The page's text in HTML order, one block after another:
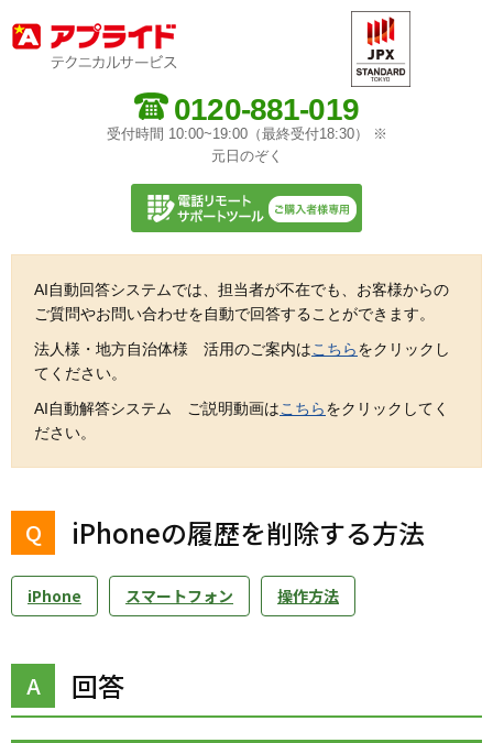
0120-881-019
受付時間 10:00~19:00（最終受付18:30） ※
元日のぞく
AI自動回答システムでは、担当者が不在でも、お客様からの
ご質問やお問い合わせを自動で回答することができます。
法人様・地方自治体様 活用のご案内はこちらをクリックし
てください。
AI自動解答システム ご説明動画はこちらをクリックしてく
ださい。
iPhoneの履歴を削除する方法
iPhone スマートフォン 操作方法
回答